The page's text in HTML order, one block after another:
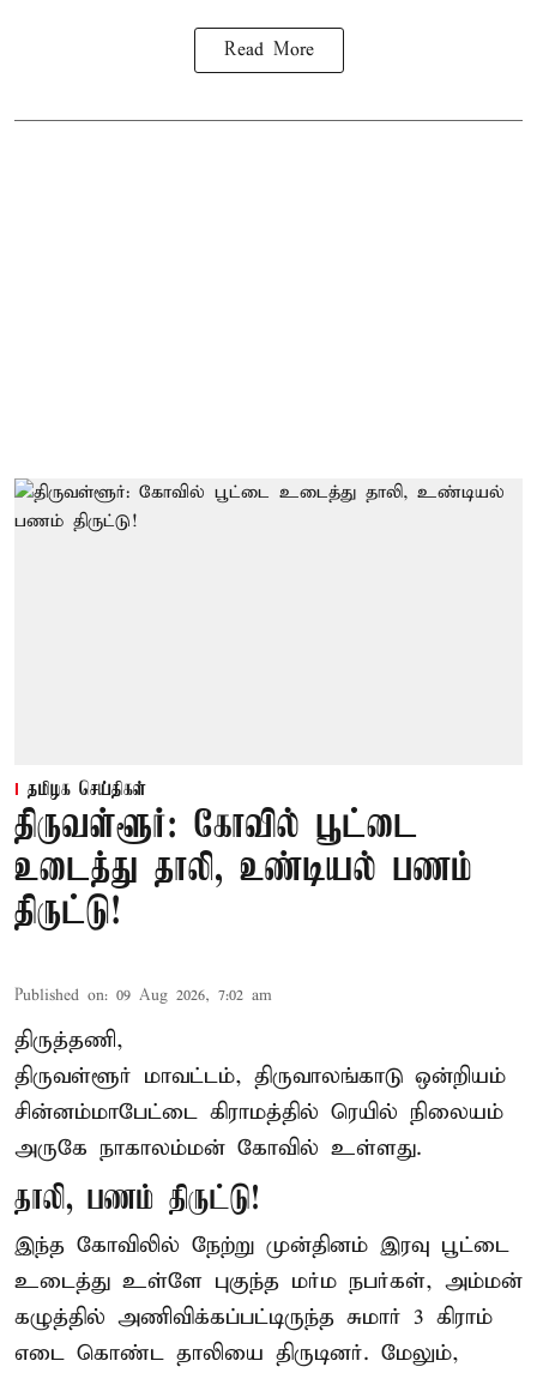
Read More
தமிழக செய்திகள்
திருவள்ளூர்: கோவில் பூட்டை
உடைத்து தாலி, உண்டியல் பணம்
திருட்டு!
Published on: 09 Aug 2026, 7:02 am
திருத்தணி,
திருவள்ளூர் மாவட்டம், திருவாலங்காடு ஒன்றியம்
சின்னம்மாபேட்டை கிராமத்தில் ரெயில் நிலையம்
அருகே நாகாலம்மன் கோவில் உள்ளது.
தாலி, பணம் திருட்டு!
இந்த கோவிலில் நேற்று முன்தினம் இரவு பூட்டை
உடைத்து உள்ளே புகுந்த மர்ம நபர்கள், அம்மன்
கழுத்தில் அணிவிக்கப்பட்டிருந்த சுமார் 3 கிராம்
எடை கொண்ட தாலியை திருடினர். மேலும்,